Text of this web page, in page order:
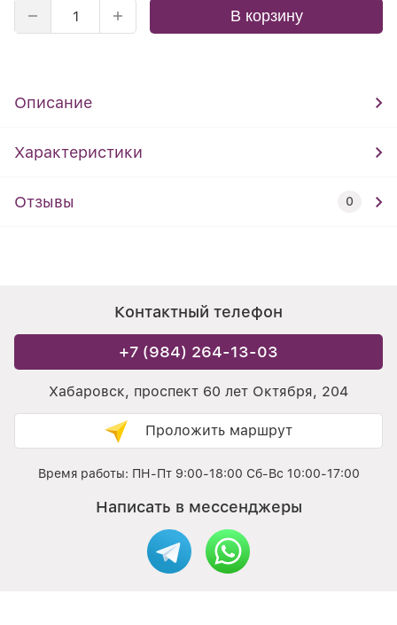
В корзину
Описание
Характеристики
Отзывы 0
Контактный телефон
+7 (984) 264-13-03
Хабаровск, проспект 60 лет Октября, 204
Проложить маршрут
Время работы: ПН-Пт 9:00-18:00 Сб-Вс 10:00-17:00
Написать в мессенджеры